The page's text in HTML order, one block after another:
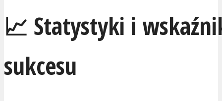
📈 Statystyki i
sukcesu